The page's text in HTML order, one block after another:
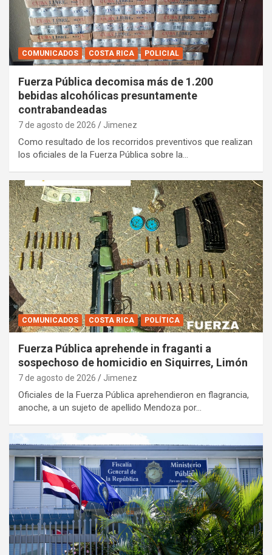
COMUNICADOS COSTA RICA POLICIAL
Fuerza Pública decomisa más de 1.200
bebidas alcohólicas presuntamente
contrabandeadas
7 de agosto de 2026 Jimenez
Como resultado de los recorridos preventivos que realizan
los oficiales de la Fuerza Pública sobre la…
COMUNICADOS COSTA RICA POLÍTICA
Fuerza Pública aprehende in fraganti a
sospechoso de homicidio en Siquirres, Limón
7 de agosto de 2026 Jimenez
Oficiales de la Fuerza Pública aprehendieron en flagrancia,
anoche, a un sujeto de apellido Mendoza por…